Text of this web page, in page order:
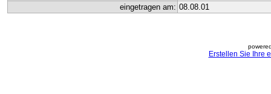
eingetragen am: 08.08.01
Erstellen Sie Ihre